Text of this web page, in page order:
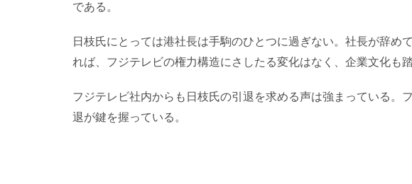
である。
日枝氏にとっては港社長は手駒のひとつに過ぎない。社長が辞め
れば、フジテレビの権力構造にさしたる変化はなく、企業文化も
フジテレビ社内からも日枝氏の引退を求める声は強まっている。
退が鍵を握っている。